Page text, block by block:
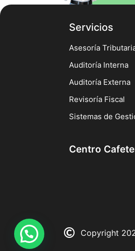
Servicios
Asesoría
Auditoría Interna
Auditoría Externa
Revisoría Fiscal
Sistemas de
Centro
Copyright